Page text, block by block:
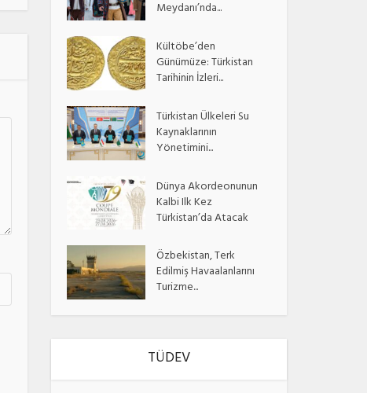
Meydanı’nda...
Kültöbe’den
Günümüze: Türkistan
Tarihinin İzleri...
Türkistan Ülkeleri Su
Kaynaklarının
Yönetimini...
Dünya Akordeonunun
Kalbi Ilk Kez
Türkistan’da Atacak
Özbekistan, Terk
Edilmiş Havaalanlarını
Turizme...
TÜDEV